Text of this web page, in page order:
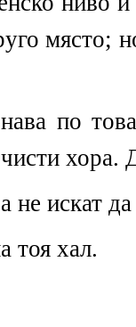
място;
по
хора.
не искат
тоя хал.